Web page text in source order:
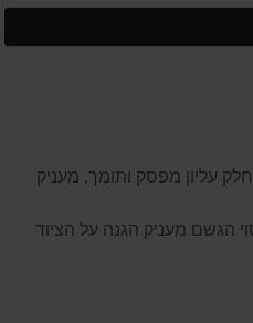
עליון מפסק ותומך, מעניק
הגשם מעניק הגנה על הציוד